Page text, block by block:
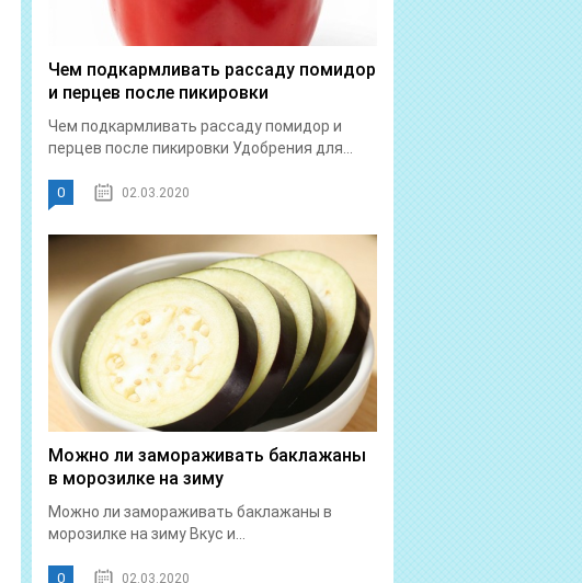
Чем подкармливать рассаду помидор
и перцев после пикировки
Чем подкармливать рассаду помидор и
перцев после пикировки Удобрения для...
0 02.03.2020
Можно ли замораживать баклажаны
в морозилке на зиму
Можно ли замораживать баклажаны в
морозилке на зиму Вкус и...
0 02.03.2020